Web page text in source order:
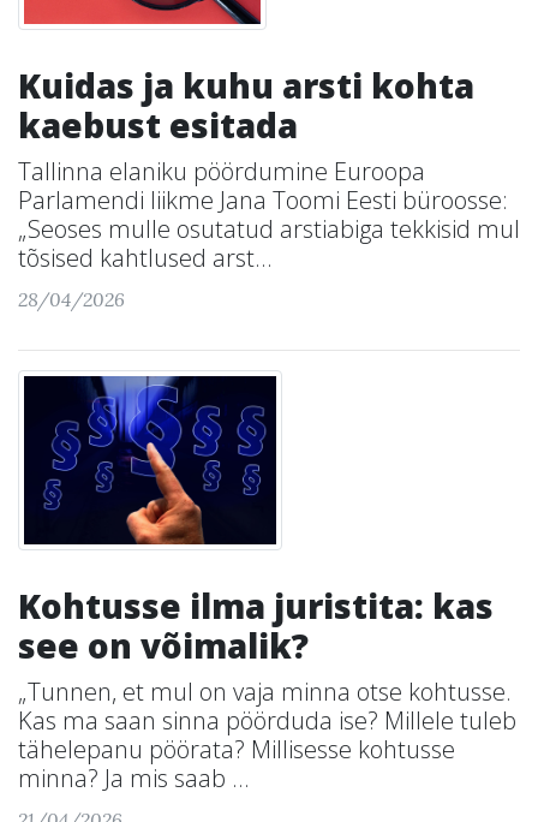
Kuidas ja kuhu arsti kohta
kaebust esitada
Tallinna elaniku pöördumine Euroopa
Parlamendi liikme Jana Toomi Eesti büroosse:
„Seoses mulle osutatud arstiabiga tekkisid mul
tõsised kahtlused arst...
28/04/2026
Kohtusse ilma juristita: kas
see on võimalik?
„Tunnen, et mul on vaja minna otse kohtusse.
Kas ma saan sinna pöörduda ise? Millele tuleb
tähelepanu pöörata? Millisesse kohtusse
minna? Ja mis saab ...